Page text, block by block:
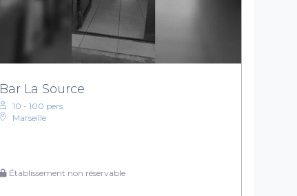
Bar La Source
10 - 100 pers.
Marseille
Établissement non réservable